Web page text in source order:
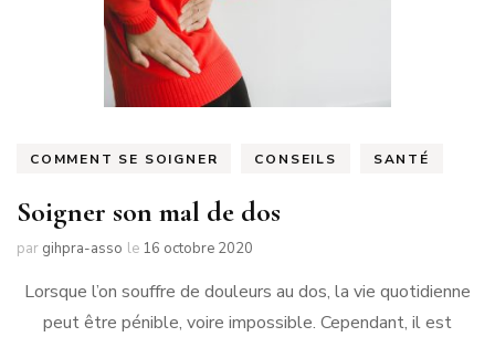
COMMENT SE SOIGNER CONSEILS SANTÉ
Soigner son mal de dos
par gihpra-asso le 16 octobre 2020
Lorsque l’on souffre de douleurs au dos, la vie quotidienne
peut être pénible, voire impossible. Cependant, il est